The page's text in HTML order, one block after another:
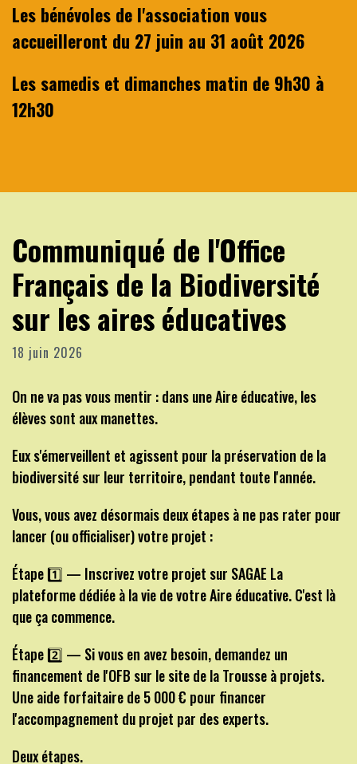
Les bénévoles de l'association vous
accueilleront du 27 juin au 31 août 2026
Les samedis et dimanches matin de 9h30 à
12h30
Communiqué de l'Office
Français de la Biodiversité
sur les aires éducatives
18 juin 2026
On ne va pas vous mentir : dans une Aire éducative, les
élèves sont aux manettes.
Eux s'émerveillent et agissent pour la préservation de la
biodiversité sur leur territoire, pendant toute l'année.
Vous, vous avez désormais deux étapes à ne pas rater pour
lancer (ou officialiser) votre projet :
Étape 1️⃣ — Inscrivez votre projet sur SAGAE La
plateforme dédiée à la vie de votre Aire éducative. C'est là
que ça commence.
Étape 2️⃣ — Si vous en avez besoin, demandez un
financement de l'OFB sur le site de la Trousse à projets.
Une aide forfaitaire de 5 000 € pour financer
l'accompagnement du projet par des experts.
Deux étapes.